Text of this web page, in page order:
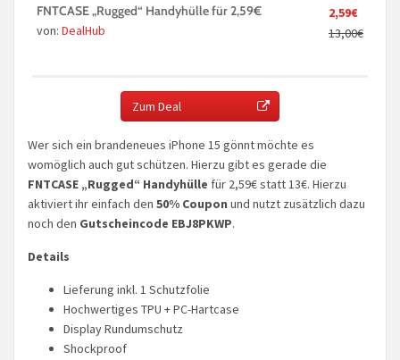
2,59€
13,00€
FNTCASE „Rugged“ Handyhülle für 2,59€
von: DealHub
Zum Deal
Wer sich ein brandeneues iPhone 15 gönnt möchte es
womöglich auch gut schützen. Hierzu gibt es gerade die
FNTCASE „Rugged“ Handyhülle für 2,59€ statt 13€. Hierzu
aktiviert ihr einfach den 50% Coupon und nutzt zusätzlich dazu
noch den Gutscheincode EBJ8PKWP.
Details
Lieferung inkl. 1 Schutzfolie
Hochwertiges TPU + PC-Hartcase
Display Rundumschutz
Shockproof